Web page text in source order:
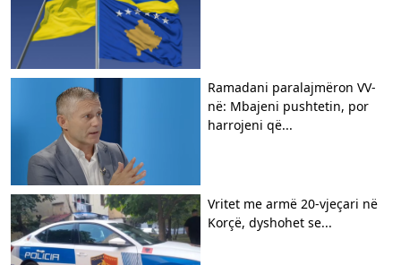
Ramadani paralajmëron VV-
në: Mbajeni pushtetin, por
harrojeni që...
Vritet me armë 20-vjeçari në
Korçë, dyshohet se...